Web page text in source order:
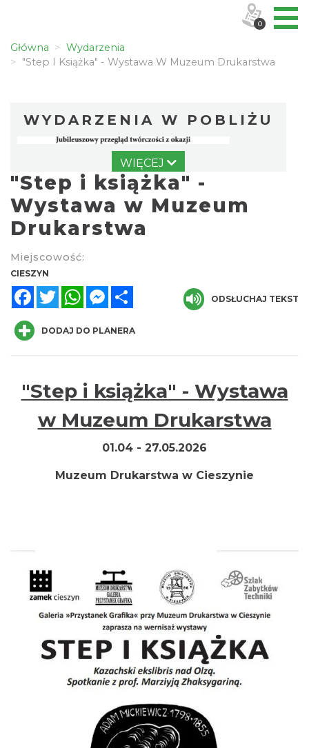
Główna
Wydarzenia
"Step I Książka" - Wystawa W Muzeum Drukarstwa
WYDARZENIA W POBLIŻU
lecia Muzeum Drukarstwa w Cieszynie
Cieszyn
0.00 km
Cieszyn
Patroni cieszyńskich ulic - wystawa
Cieszyn
2026-07-03
0.06 km
WIĘCEJ
"Step i książka" -
Wystawa w Muzeum
Drukarstwa
Miejscowość:
CIESZYN
FacebookTwitterWhatsAppMessenger
ODSŁUCHAJ TEKST
DODAJ DO PLANERA
"Step i książka" - Wystawa
w Muzeum Drukarstwa
01.04 - 27.05.2026
Muzeum Drukarstwa w Cieszynie
0